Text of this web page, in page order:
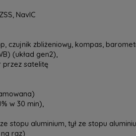
NavIC
czujnik zbliżeniowy, kompas,
(układ gen2),
przez satelitę
w 30 min),
stopu aluminium, tył ze stopu
na raz)